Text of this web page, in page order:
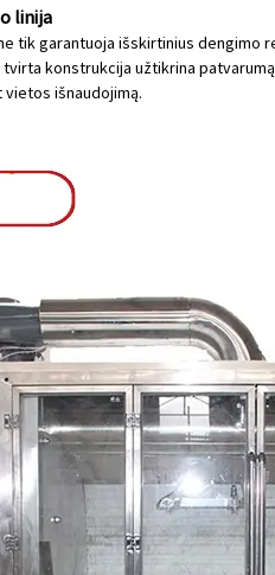
linija
tik garantuoja išskirtinius
konstrukcija užtikrina
išnaudojimą.